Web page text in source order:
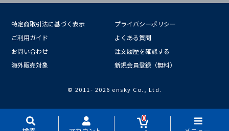
0
特定商取引法に基づく表示
プライバシーポリシー
ご利用ガイド
よくある質問
お問い合わせ
注文履歴を確認する
海外販売対象
新規会員登録（無料）
© 2011- 2026 ensky Co., Ltd.